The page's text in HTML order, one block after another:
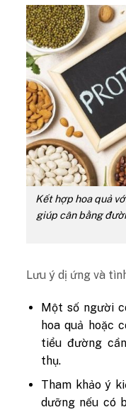
Kết hợp hoa quả
giúp cân bằng
Lưu ý dị ứng và
Một số người
hoa quả hoặc
tiểu đường
thụ.
Tham khảo ý
dưỡng nếu có